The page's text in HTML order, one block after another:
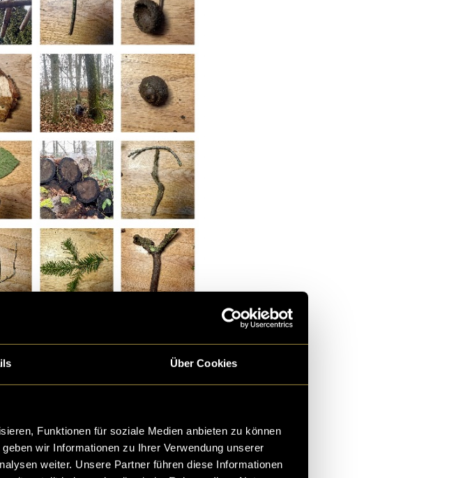
Über Cookies
Funktionen für soziale Medien anbieten zu können
wir Informationen zu Ihrer Verwendung unserer
weiter. Unsere Partner führen diese Informationen
Um den Charme der Natur